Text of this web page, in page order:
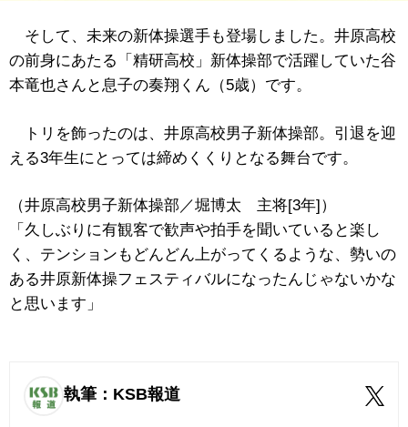
そして、未来の新体操選手も登場しました。井原高校
の前身にあたる「精研高校」新体操部で活躍していた谷
本竜也さんと息子の奏翔くん（5歳）です。
トリを飾ったのは、井原高校男子新体操部。引退を迎
える3年生にとっては締めくくりとなる舞台です。
（井原高校男子新体操部／堀博太 主将[3年]）
「久しぶりに有観客で歓声や拍手を聞いていると楽し
く、テンションもどんどん上がってくるような、勢いの
ある井原新体操フェスティバルになったんじゃないかな
と思います」
執筆：KSB報道